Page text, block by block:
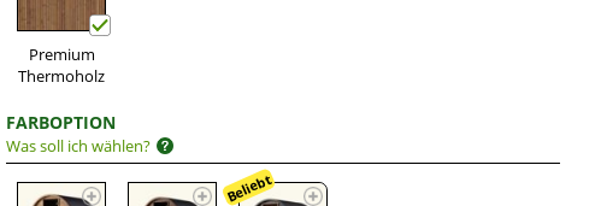
Premium
Thermoholz
FARBOPTION
Was soll ich wählen?
Beliebt